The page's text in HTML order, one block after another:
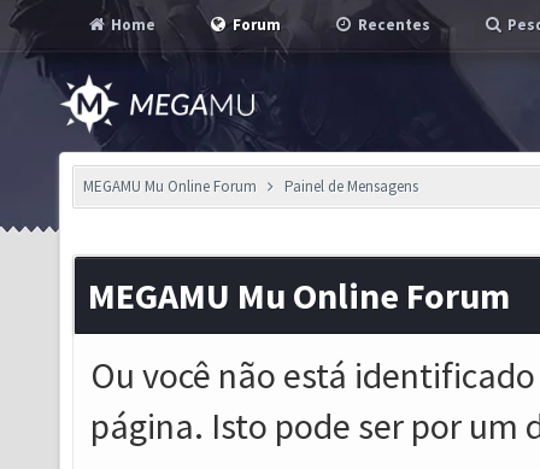
Home Forum Recentes
MEGAMU Mu Online Forum Painel de Mensagens
MEGAMU Mu Online Forum
Ou você não está
página. Isto pode ser por um